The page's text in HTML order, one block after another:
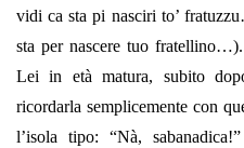
vidi ca sta pi nasciri to’
sta per nascere tuo
Lei in età matura, subito
ricordarla semplicemente con
l’isola tipo: “Nà,